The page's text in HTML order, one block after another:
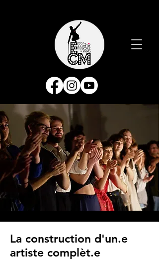
La construction d'un.e
artiste complèt.e